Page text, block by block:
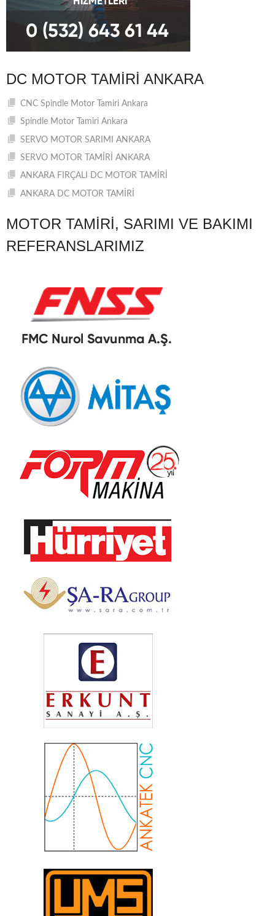
DC MOTOR TAMIRI ANKARA
CNC Spindle Motor Tamiri Ankara
Spindle Motor Tamiri Ankara
SERVO MOTOR SARIMI ANKARA
SERVO MOTOR TAMİRİ ANKARA
ANKARA FIRÇALI DC MOTOR TAMİRİ
ANKARA DC MOTOR TAMİRİ
MOTOR TAMIRI, SARIMI VE BAKIMI
REFERANSLARIMIZ